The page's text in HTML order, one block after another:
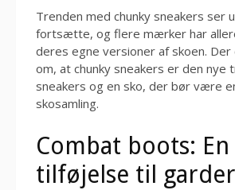
Trenden med chunky sneakers ser
fortsætte, og flere mærker har
deres egne versioner af skoen. Der
om, at chunky sneakers er den nye
sneakers og en sko, der bør være
skosamling.
Combat boots: En
tilføjelse til